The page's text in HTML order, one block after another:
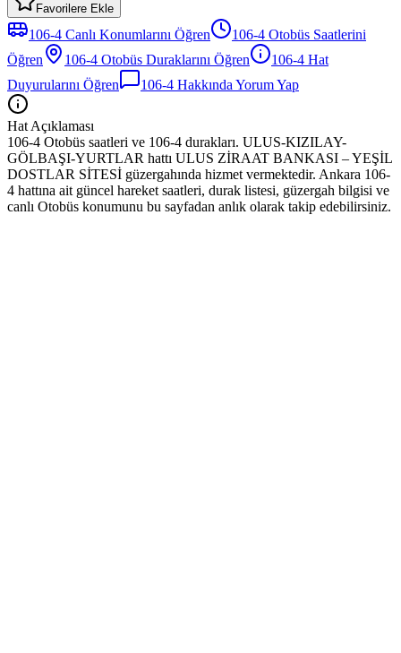
Favorilere Ekle
106-4 Canlı Konumlarını Öğren 106-4 Otobüs Saatlerini
Öğren
106-4 Otobüs Duraklarını Öğren 106-4 Hat
Duyurularını Öğren
106-4 Hakkında Yorum Yap
Hat Açıklaması
106-4 Otobüs saatleri ve 106-4 durakları. ULUS-KIZILAY-
GÖLBAŞI-YURTLAR hattı ULUS ZİRAAT BANKASI – YEŞİL
DOSTLAR SİTESİ güzergahında hizmet vermektedir. Ankara 106-
4 hattına ait güncel hareket saatleri, durak listesi, güzergah bilgisi ve
canlı Otobüs konumunu bu sayfadan anlık olarak takip edebilirsiniz.